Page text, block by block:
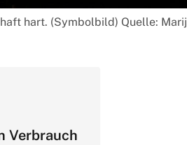
hart. (Symbolbild) Quelle:
Verbrauch